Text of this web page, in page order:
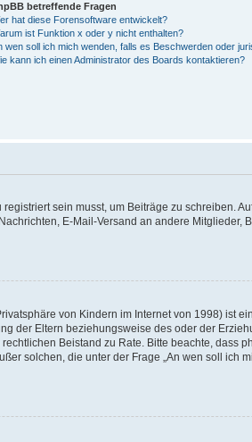
betreffende Fragen
hat diese Forensoftware entwickelt?
ist Funktion x oder y nicht enthalten?
wen soll ich mich wenden, falls es Beschwerden oder
kann ich einen Administrator des Boards kontaktieren?
sein musst, um Beiträge zu schreiben.
E-Mail-Versand an andere Mitglieder,
von Kindern im Internet von 1998) ist
der Eltern beziehungsweise des oder der
Beistand zu Rate. Bitte beachte, dass
solchen, die unter der Frage „An wen soll ich